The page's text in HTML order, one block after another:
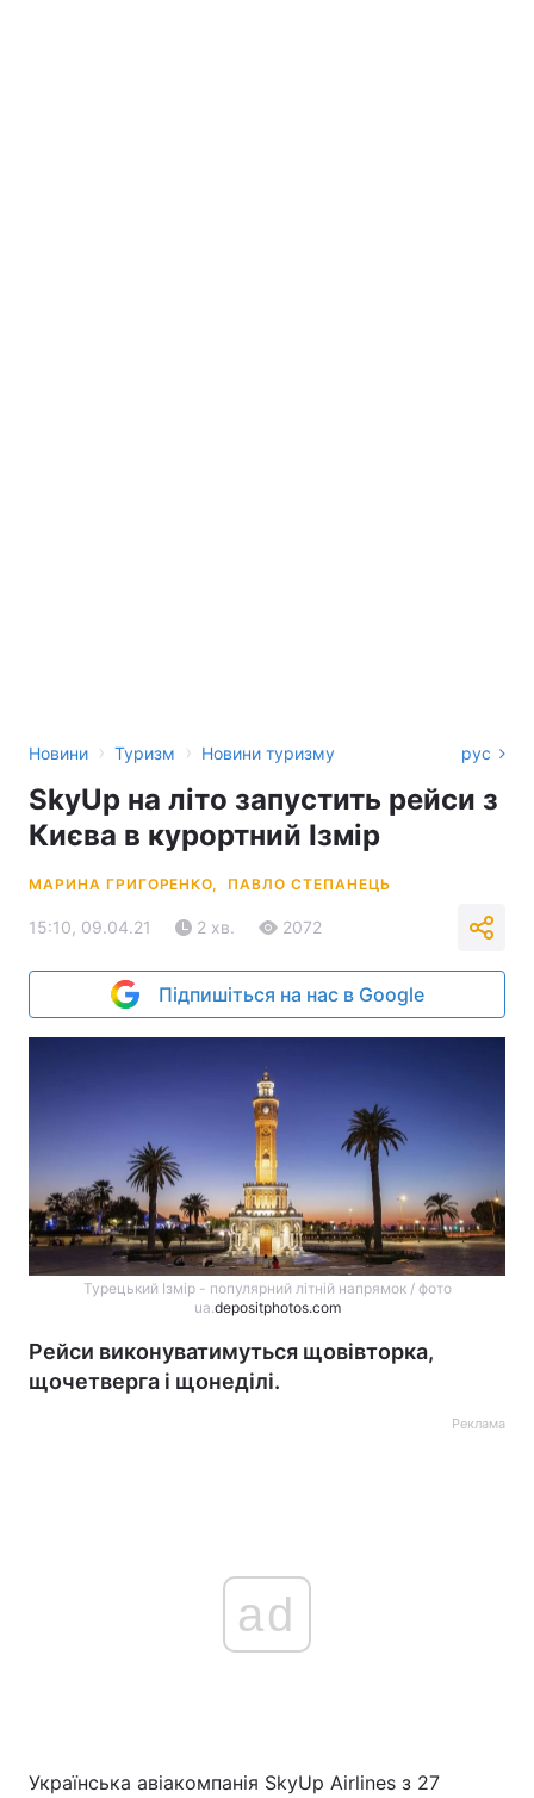
Новини › Туризм › Новини туризму рус
SkyUp на літо запустить рейси з
Києва в курортний Ізмір
МАРИНА ГРИГОРЕНКО, ПАВЛО СТЕПАНЕЦЬ
15:10, 09.04.21 2 хв. 2072
Підпишіться на нас в Google
Турецький Ізмір - популярний літній напрямок / фото
ua.depositphotos.com
Рейси виконуватимуться щовівторка,
щочетверга і щонеділі.
Реклама
ad
Українська авіакомпанія SkyUp Airlines з 27